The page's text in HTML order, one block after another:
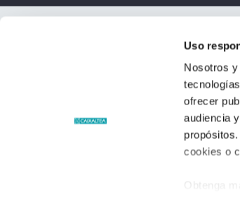
Uso
Nosotros y
ofrecer
audiencia
cookies o
Obtenga
Passatge Llaurador, 1-1º
Phone: +34 96 584 15 00
https://